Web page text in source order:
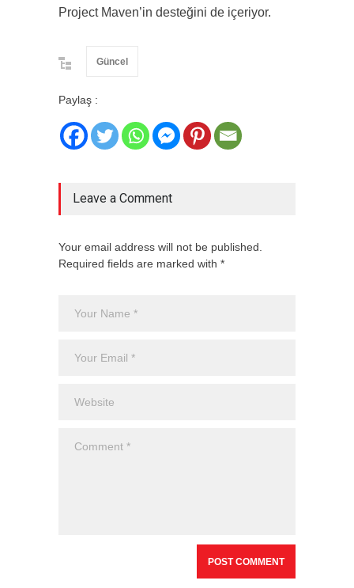
Project Maven’in desteğini de içeriyor.
Güncel
Paylaş :
Leave a Comment
Your email address will not be published.
Required fields are marked with *